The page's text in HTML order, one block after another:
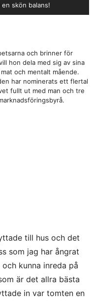
skön balans!
och brinner för
hon dela med sig av sina
och mentalt mående.
har nominerats ett flertal
fullt ut med man och tre
till hus och det
som jag har ångrat
kunna inreda på
är det allra bästa
in var tomten en